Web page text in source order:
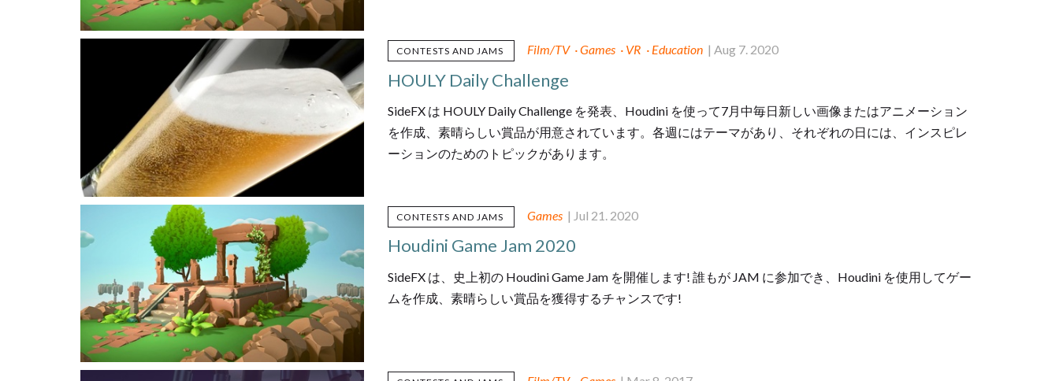
CONTESTS AND JAMS Film/TV ·Games · VR · Education | Aug 7. 2020
HOULY Daily Challenge
SideFX は HOULY Daily Challenge を発表、Houdini を使って7月中毎日新しい画像またはアニメーション
を作成、素晴らしい賞品が用意されています。各週にはテーマがあり、それぞれの日には、インスピレ
ーションのためのトピックがあります。
CONTESTS AND JAMS Games | Jul 21. 2020
Houdini Game Jam 2020
SideFX は、史上初の Houdini Game Jam を開催します! 誰もが JAM に参加でき、Houdini を使用してゲー
ムを作成、素晴らしい賞品を獲得するチャンスです!